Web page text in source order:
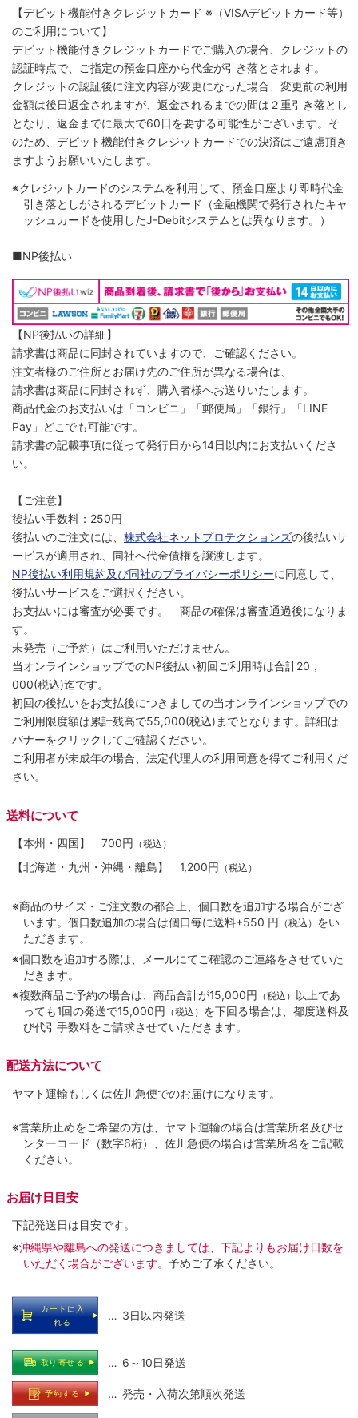
【デビット機能付きクレジットカード ※（VISAデビットカード等）
のご利用について】
デビット機能付きクレジットカードでご購入の場合、クレジットの
認証時点で、ご指定の預金口座から代金が引き落とされます。
クレジットの認証後に注文内容が変更になった場合、変更前の利用
金額は後日返金されますが、返金されるまでの間は２重引き落とし
となり、返金までに最大で60日を要する可能性がございます。そ
のため、デビット機能付きクレジットカードでの決済はご遠慮頂き
ますようお願いいたします。
※クレジットカードのシステムを利用して、預金口座より即時代金
引き落としがされるデビットカード（金融機関で発行されたキャ
ッシュカードを使用したJ-Debitシステムとは異なります。）
■NP後払い
【NP後払いの詳細】
請求書は商品に同封されていますので、ご確認ください。
注文者様のご住所とお届け先のご住所が異なる場合は、
請求書は商品に同封されず、購入者様へお送りいたします。
商品代金のお支払いは「コンビニ」「郵便局」「銀行」「LINE
Pay」どこでも可能です。
請求書の記載事項に従って発行日から14日以内にお支払いくださ
い。
【ご注意】
後払い手数料：250円
後払いのご注文には、 株式会社ネットプロテクションズの後払いサ
ービスが適用され、同社へ代金債権を譲渡します。
NP後払い利用規約及び同社のプライバシーポリシーに同意して、
後払いサービスをご選択ください。
お支払いには審査が必要です。 商品の確保は審査通過後になりま
す。
未発売（ご予約）はご利用いただけません。
当オンラインショップでのNP後払い初回ご利用時は合計20，
000(税込)迄です。
初回の後払いをお支払後につきましての当オンラインショップでの
ご利用限度額は累計残高で55,000(税込)までとなります。詳細は
バナーをクリックしてご確認ください。
ご利用者が未成年の場合、法定代理人の利用同意を得てご利用くだ
さい。
送料について
【本州・四国】 700円 （税込）
【北海道・九州・沖縄・離島】 1,200円 （税込）
※商品のサイズ・ご注文数の都合上、個口数を追加する場合がござ
います。個口数追加の場合は個口毎に送料+550 円 （税込） をい
ただきます。
※個口数を追加する際は、メールにてご確認のご連絡をさせていた
だきます。
※複数商品ご予約の場合は、商品合計が15,000円 （税込） 以上であ
っても1回の発送で15,000円 （税込） を下回る場合は、都度送料及
び代引手数料をご請求させていただきます。
配送方法について
ヤマト運輸もしくは佐川急便でのお届けになります。
※営業所止めをご希望の方は、ヤマト運輸の場合は営業所名及びセ
ンターコード（数字6桁）、佐川急便の場合は営業所名をご記載
ください。
お届け日目安
下記発送日は目安です。
※沖縄県や離島への発送につきましては、下記よりもお届け日数を
いただく場合がございます。 予めご了承ください。
カートに入
れる
… 3日以内発送
取り寄せる … 6～10日発送
予約する … 発売・入荷次第順次発送